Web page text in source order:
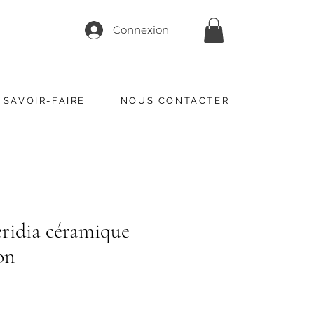
Connexion
FAIRE NOUS CONTACTER
céramique